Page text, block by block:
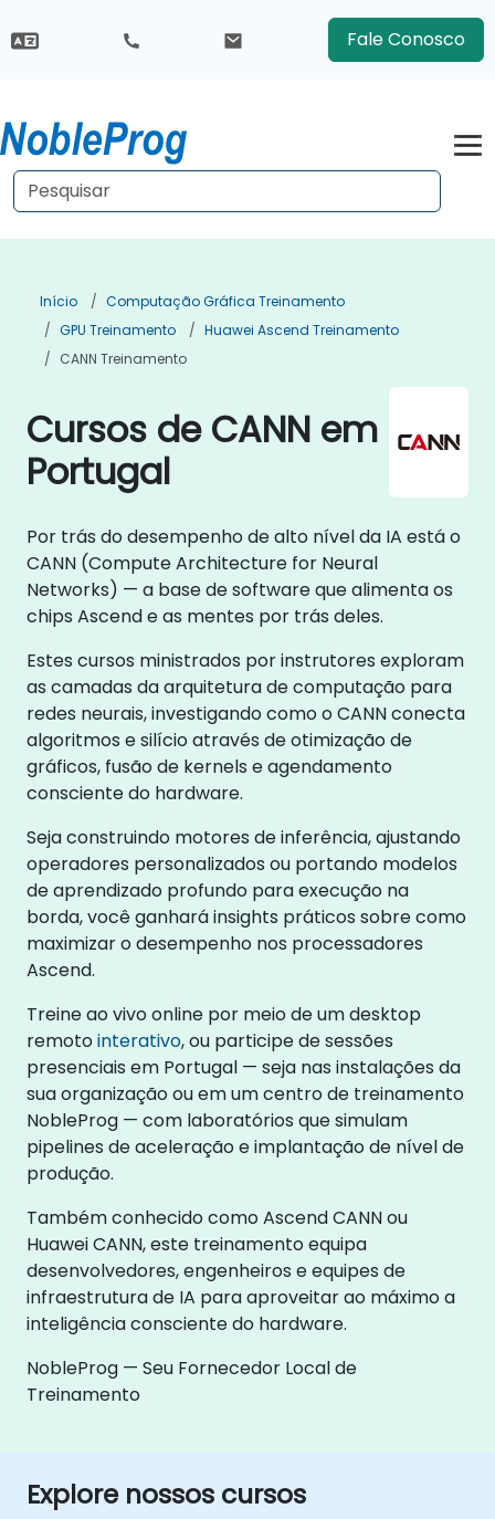
Fale Conosco
Início
Computação Gráfica Treinamento
GPU Treinamento
Huawei Ascend Treinamento
CANN Treinamento
Cursos de CANN em
Portugal
Por trás do desempenho de alto nível da IA está o
CANN (Compute Architecture for Neural
Networks) — a base de software que alimenta os
chips Ascend e as mentes por trás deles.
Estes cursos ministrados por instrutores exploram
as camadas da arquitetura de computação para
redes neurais, investigando como o CANN conecta
algoritmos e silício através de otimização de
gráficos, fusão de kernels e agendamento
consciente do hardware.
Seja construindo motores de inferência, ajustando
operadores personalizados ou portando modelos
de aprendizado profundo para execução na
borda, você ganhará insights práticos sobre como
maximizar o desempenho nos processadores
Ascend.
Treine ao vivo online por meio de um desktop
remotointerativo, ou participe de sessões
presenciais em Portugal — seja nas instalações da
sua organização ou em um centro de treinamento
NobleProg — com laboratórios que simulam
pipelines de aceleração e implantação de nível de
produção.
Também conhecido como Ascend CANN ou
Huawei CANN, este treinamento equipa
desenvolvedores, engenheiros e equipes de
infraestrutura de IA para aproveitar ao máximo a
inteligência consciente do hardware.
NobleProg — Seu Fornecedor Local de
Treinamento
Explore nossos cursos